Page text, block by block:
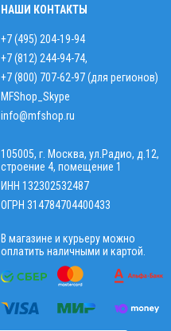
НАШИ КОНТАКТЫ
+7 (495) 204-19-94
+7 (812) 244-94-74,
+7 (800) 707-62-97 (для регионов)
MFShop_Skype
info@mfshop.ru
105005, г. Москва, ул.Радио, д.12,
строение 4, помещение 1
ИНН 132302532487
ОГРН 314784704400433
В магазине и курьеру можно
оплатить наличными и картой.